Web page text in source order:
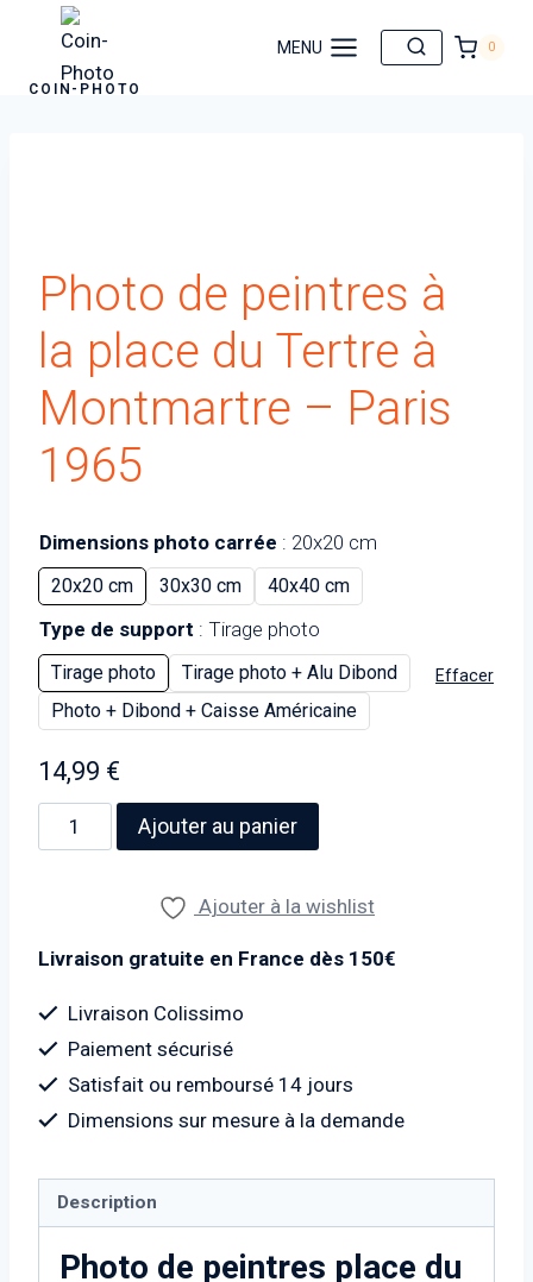
contenu
COIN-PHOTO
MENU 0
Photo de peintres à
la place du Tertre à
Montmartre – Paris
1965
Dimensions photo carrée 20x20 cm
20x20 cm 30x30 cm 40x40 cm
Type de support Tirage photo
Tirage photo
Tirage photo + Alu Dibond
Photo + Dibond + Caisse Américaine
Effacer
14,99 €
quantité
de
la
place
du
Paris
1965
Ajouter au panier
Ajouter à la wishlist
Livraison gratuite en France dès 150€
Livraison Colissimo
Paiement sécurisé
Satisfait ou remboursé 14 jours
Dimensions sur mesure à la demande
Description
Photo de peintres place du